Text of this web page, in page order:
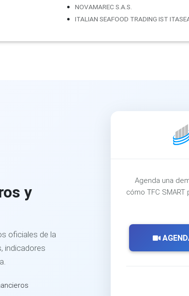
NOVAMAREC S.A.S.
ITALIAN SEAFOOD TRADING IST
y
oficiales de la
indicadores
Agenda una
cómo TFC